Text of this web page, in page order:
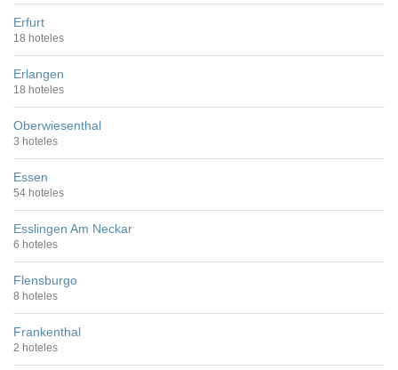
Erfurt
18 hoteles
Erlangen
18 hoteles
Oberwiesenthal
3 hoteles
Essen
54 hoteles
Esslingen Am Neckar
6 hoteles
Flensburgo
8 hoteles
Frankenthal
2 hoteles